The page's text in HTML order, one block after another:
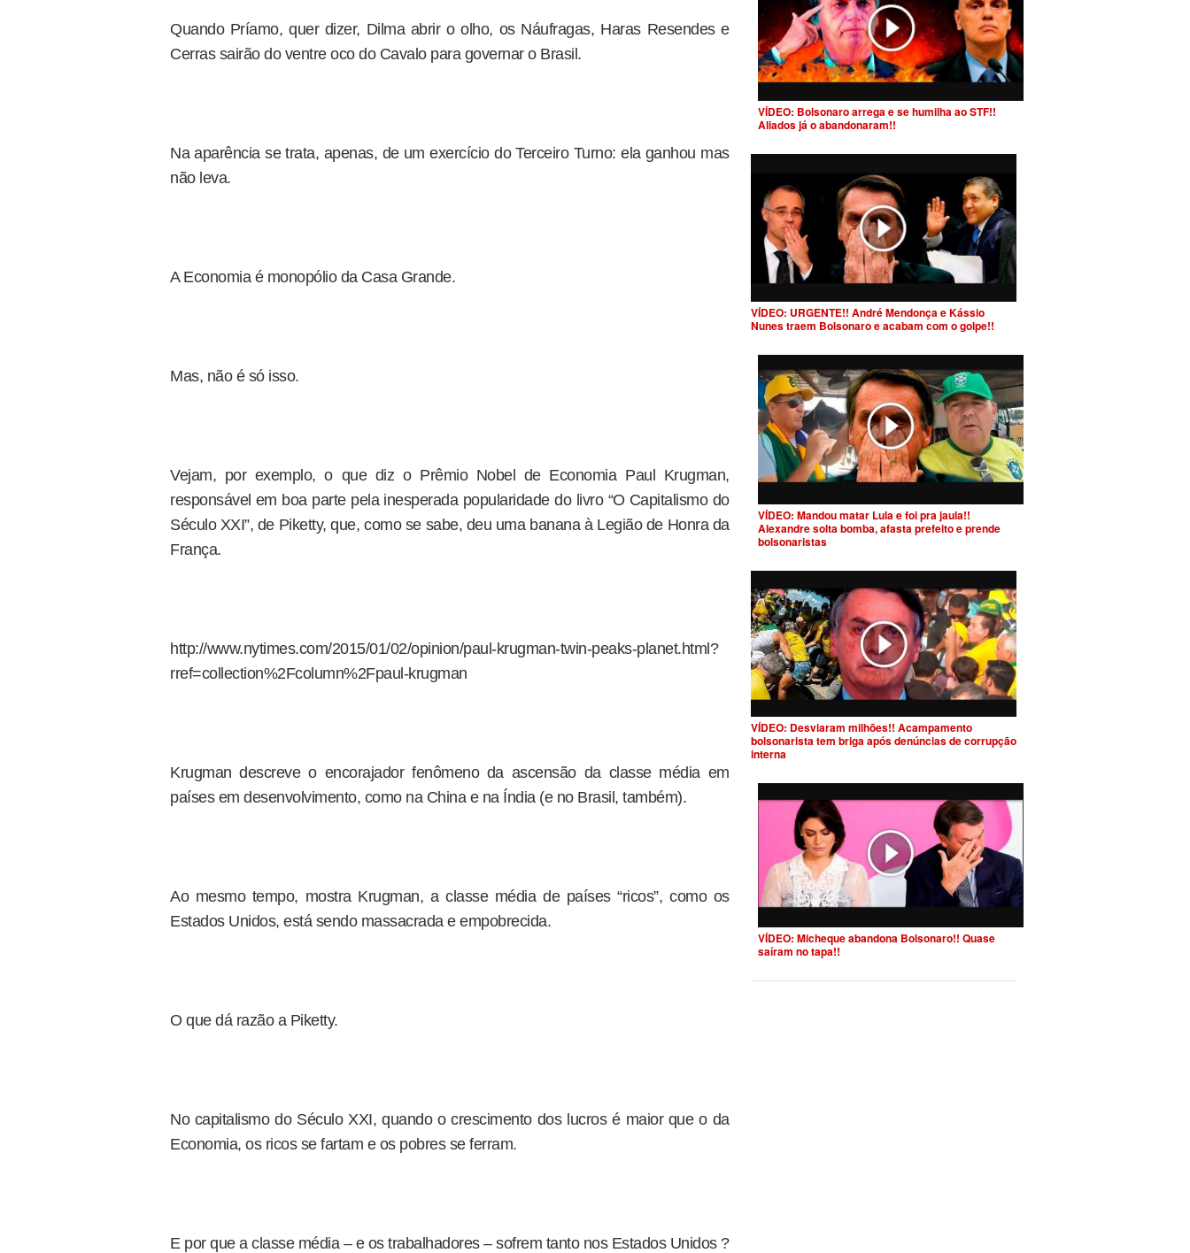
Quando Príamo, quer dizer, Dilma abrir o olho, os Náufragas, Haras Resendes e
Cerras sairão do ventre oco do Cavalo para governar o Brasil.
Na aparência se trata, apenas, de um exercício do Terceiro Turno: ela ganhou mas
não leva.
A Economia é monopólio da Casa Grande.
Mas, não é só isso.
Vejam, por exemplo, o que diz o Prêmio Nobel de Economia Paul Krugman,
responsável em boa parte pela inesperada popularidade do livro “O Capitalismo do
Século XXI”, de Piketty, que, como se sabe, deu uma banana à Legião de Honra da
França.
http://www.nytimes.com/2015/01/02/opinion/paul-krugman-twin-peaks-planet.html?
rref=collection%2Fcolumn%2Fpaul-krugman
Krugman descreve o encorajador fenômeno da ascensão da classe média em
países em desenvolvimento, como na China e na Índia (e no Brasil, também).
Ao mesmo tempo, mostra Krugman, a classe média de países “ricos”, como os
Estados Unidos, está sendo massacrada e empobrecida.
O que dá razão a Piketty.
No capitalismo do Século XXI, quando o crescimento dos lucros é maior que o da
Economia, os ricos se fartam e os pobres se ferram.
E por que a classe média – e os trabalhadores – sofrem tanto nos Estados Unidos ?
VÍDEO: Bolsonaro arrega e se humilha ao STF!!
Aliados já o abandonaram!!
VÍDEO: URGENTE!! André Mendonça e Kássio
Nunes traem Bolsonaro e acabam com o golpe!!
VÍDEO: Mandou matar Lula e foi pra jaula!!
Alexandre solta bomba, afasta prefeito e prende
bolsonaristas
VÍDEO: Desviaram milhões!! Acampamento
bolsonarista tem briga após denúncias de corrupção
interna
VÍDEO: Micheque abandona Bolsonaro!! Quase
saíram no tapa!!